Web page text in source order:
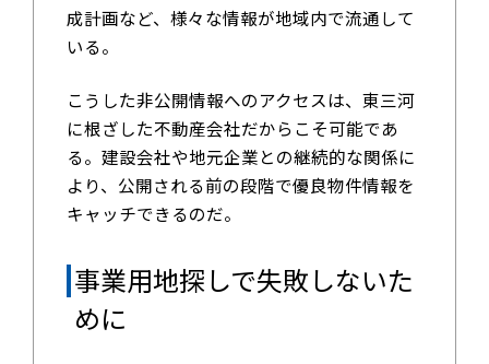
成計画など、様々な情報が地域内で流通して
いる。
こうした非公開情報へのアクセスは、東三河
に根ざした不動産会社だからこそ可能であ
る。建設会社や地元企業との継続的な関係に
より、公開される前の段階で優良物件情報を
キャッチできるのだ。
事業用地探しで失敗しないた
めに